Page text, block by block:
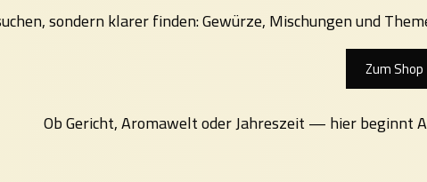
sondern klarer finden: Gewürze, Mischungen und
Zum Shop
Ob Gericht, Aromawelt oder Jahreszeit — hier beginnt